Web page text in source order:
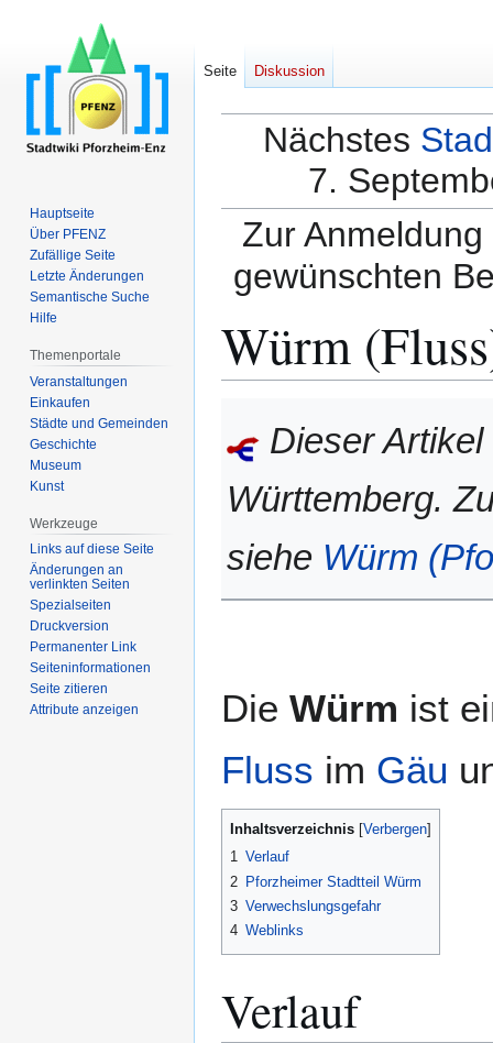
Nächstes
7.
Zur
gewünschten
Würm
Navigation
springen
Suche
springenDieser
Württemberg.
siehe Würm
Die Würm ist
Fluss im Gäu
Inhaltsverzeichnis
1 Verlauf
2 Pforzheimer Stadtteil Würm
3 Verwechslungsgefahr
4 Weblinks
Verlauf
Seite Diskussion
Hauptseite
Über PFENZ
Zufällige Seite
Letzte Änderungen
Semantische Suche
Hilfe
Themenportale
Veranstaltungen
Einkaufen
Städte und Gemeinden
Geschichte
Museum
Kunst
Werkzeuge
Links auf diese Seite
Änderungen an
verlinkten Seiten
Spezialseiten
Druckversion
Permanenter Link
Seiten­­informationen
Seite zitieren
Attribute anzeigen